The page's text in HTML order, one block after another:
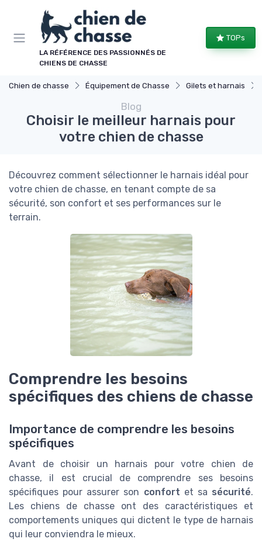
LA RÉFÉRENCE DES PASSIONNÉS DE
CHIENS DE CHASSE
TOPs
Chien de chasse Équipement de Chasse Gilets et harnais
Blog
Choisir le meilleur harnais pour
votre chien de chasse
Découvrez comment sélectionner le harnais idéal pour
votre chien de chasse, en tenant compte de sa
sécurité, son confort et ses performances sur le
terrain.
Comprendre les besoins
spécifiques des chiens de chasse
Importance de comprendre les besoins
spécifiques
Avant de choisir un harnais pour votre chien de
chasse, il est crucial de comprendre ses besoins
spécifiques pour assurer son confort et sa sécurité.
Les chiens de chasse ont des caractéristiques et
comportements uniques qui dictent le type de harnais
qui leur conviendra le mieux.
Panneau de gestion des cookies